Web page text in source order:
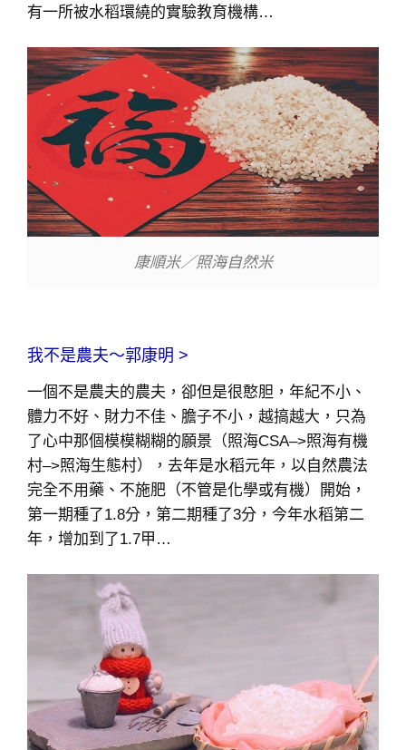
有一所被水稻環繞的實驗教育機構…
康順米／照海自然米
我不是農夫～郭康明 >
一個不是農夫的農夫，卻但是很憨胆，年紀不小、
體力不好、財力不佳、膽子不小，越搞越大，只為
了心中那個模模糊糊的願景（照海CSA–>照海有機
村–>照海生態村），去年是水稻元年，以自然農法
完全不用藥、不施肥（不管是化學或有機）開始，
第一期種了1.8分，第二期種了3分，今年水稻第二
年，增加到了1.7甲…